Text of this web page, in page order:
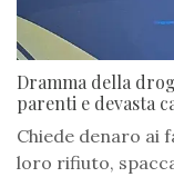
Dramma della
parenti e devasta
Chiede denaro ai
loro rifiuto,